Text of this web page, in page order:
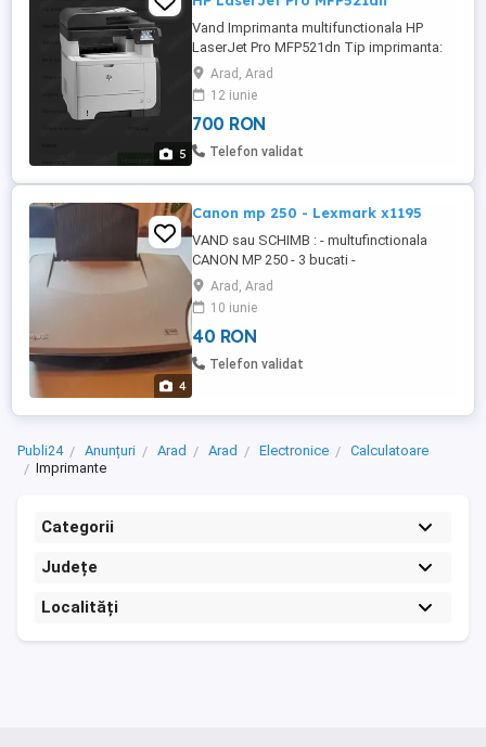
5
Vand Imprimanta multifunctionala HP
LaserJet Pro MFP521dn Tip imprimanta:
A4 monocrom Tip produs
:Multifunctionala Stare produs Produs
folosit ,dar functional Conectivitate
Wireless Nu LAN 10 100 1000 Mbps
Cadou Cablu alimentare Specificatii
Mod tiparire Color Viteza ...
Arad, Arad
12 iunie
700 RON
Telefon validat
4
Canon mp 250 - Lexmark x1195
VAND sau SCHIMB : - multufinctionala
CANON MP 250 - 3 bucati -
multifuncțională LEKMARK X1195 Fiecare
aparat este funcțional dar au mici defecte
de la model la altu cum ar fi: cartușe
uscate, scanare imperfecta. Le vând ca
piese pe service. Deci nu ca produse
Arad, Arad
10 iunie
40 RON
Telefon validat
Publi24 Anunțuri Arad Arad Electronice
Calculatoare
Imprimante
Categorii
Județe
Localități